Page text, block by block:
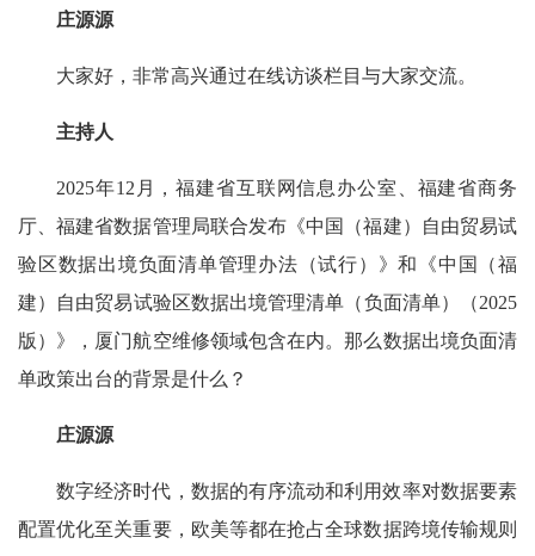
庄源源
大家好，非常高兴通过在线访谈栏目与大家交流。
主持人
2025年12月，福建省互联网信息办公室、福建省商务
厅、福建省数据管理局联合发布《中国（福建）自由贸易试
验区数据出境负面清单管理办法（试行）》和《中国（福
建）自由贸易试验区数据出境管理清单（负面清单）（2025
版）》，厦门航空维修领域包含在内。那么数据出境负面清
单政策出台的背景是什么？
庄源源
数字经济时代，数据的有序流动和利用效率对数据要素
配置优化至关重要，欧美等都在抢占全球数据跨境传输规则